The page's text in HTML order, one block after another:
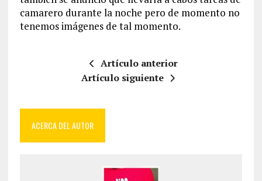
camarero durante la noche pero de momento no
tenemos imágenes de tal momento.
Artículo anterior
Artículo siguiente
ACERCA DEL AUTOR